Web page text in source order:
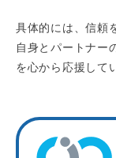
具体的には、信頼
自身とパートナー
を心から応援して